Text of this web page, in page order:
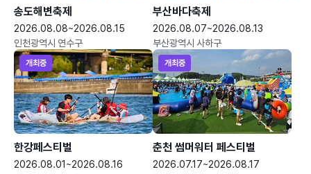
송도해변축제
2026.08.08~2026.08.15
인천광역시 연수구
부산바다축제
2026.08.07~2026.08.13
부산광역시 사하구
개최중
한강페스티벌
2026.08.01~2026.08.16
개최중
춘천 썸머워터 페스티벌
2026.07.17~2026.08.17